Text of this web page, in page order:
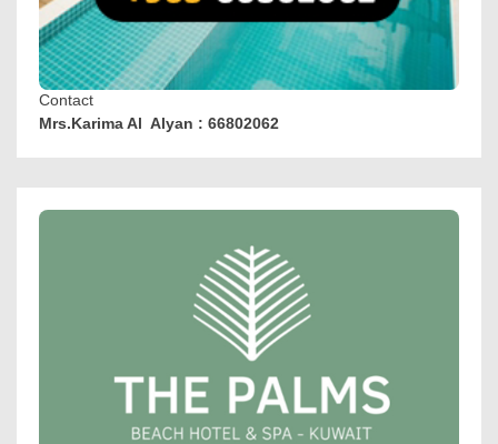
Contact
Mrs.Karima Al Alyan : 66802062